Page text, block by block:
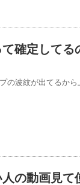
確定してる
の波紋が出てるか
の動画見